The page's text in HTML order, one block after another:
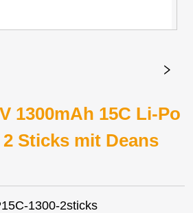
1300mAh 15C Li-Po
Sticks mit Deans
1300-2sticks